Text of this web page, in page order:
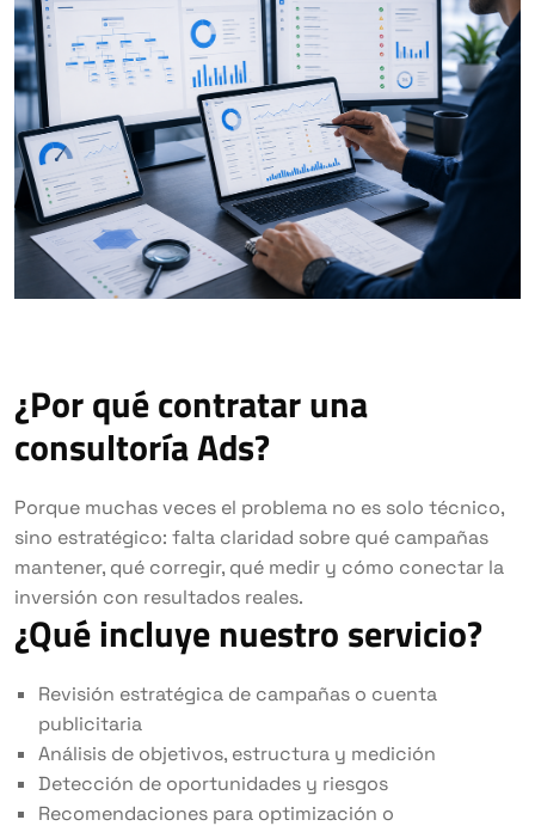
¿Por qué contratar una
consultoría Ads?
Porque muchas veces el problema no es solo técnico,
sino estratégico: falta claridad sobre qué campañas
mantener, qué corregir, qué medir y cómo conectar la
inversión con resultados reales.
¿Qué incluye nuestro servicio?
Revisión estratégica de campañas o cuenta
publicitaria
Análisis de objetivos, estructura y medición
Detección de oportunidades y riesgos
Recomendaciones para optimización o